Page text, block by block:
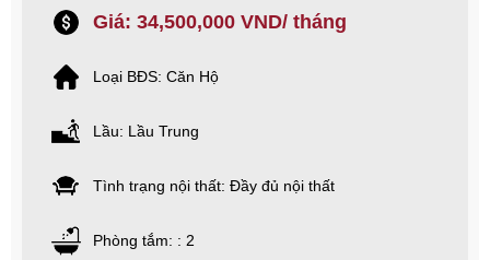
Giá: 34,500,000 VND/ tháng
Loại BĐS: Căn Hộ
Lầu: Lầu Trung
Tình trạng nội thất: Đầy đủ nội thất
Phòng tắm: : 2